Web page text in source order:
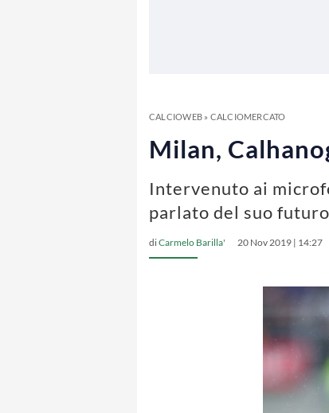
CALCIOWEB» CALCIOMERCATO
Milan,
Intervenuto ai
parlato del suo
diCarmelo Barilla' 20 Nov 2019 | 14:27